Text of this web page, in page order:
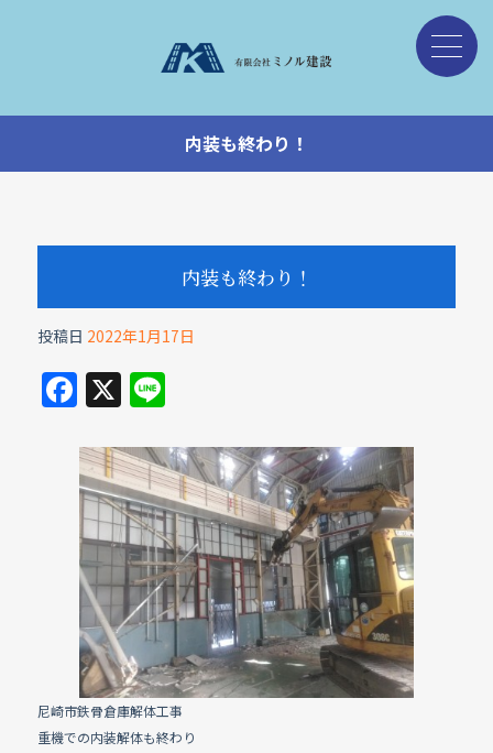
内装も終わり！
内装も終わり！
投稿日 2022年1月17日
F
a
c
e
b
o
o
k
X Li
e
尼崎市鉄骨倉庫解体工事
重機での内装解体も終わり